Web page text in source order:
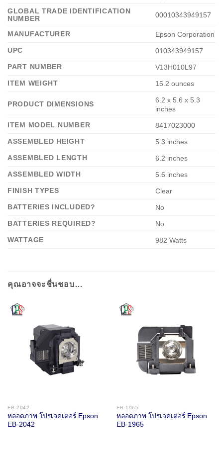
GLOBAL TRADE IDENTIFICATION
NUMBER
‎00010343949157
MANUFACTURER
‎Epson Corporation
UPC
‎010343949157
PART NUMBER
‎V13H010L97
ITEM WEIGHT
‎15.2 ounces
PRODUCT DIMENSIONS
‎6.2 x 5.6 x 5.3
inches
ITEM MODEL NUMBER
‎8417023000
ASSEMBLED HEIGHT
‎5.3 inches
ASSEMBLED LENGTH
‎6.2 inches
ASSEMBLED WIDTH
‎5.6 inches
FINISH TYPES
‎Clear
BATTERIES INCLUDED?
‎No
BATTERIES REQUIRED?
‎No
WATTAGE
‎982 Watts
คุณอาจจะชื่นชอบ…
EB-2042
หลอดภาพ โปรเจคเตอร์ Epson
EB-2042
EB-1965
หลอดภาพ โปรเจคเตอร์ Epson
EB-1965